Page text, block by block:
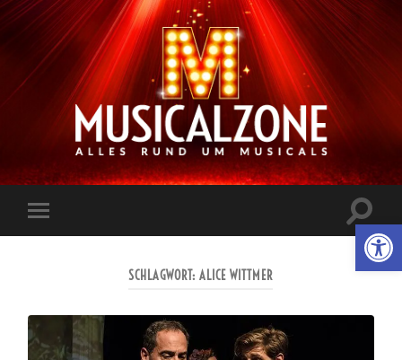
Musicalzone.de
Mobile-
Menü
ein-/
SCHLAGWORT:ALICE WITTMER